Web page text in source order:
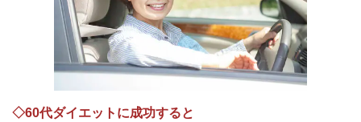
◇60代ダイエットに成功すると